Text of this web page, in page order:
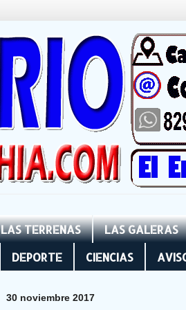
LAS TERRENAS LAS GALERAS
DEPORTE CIENCIAS
30 noviembre 2017